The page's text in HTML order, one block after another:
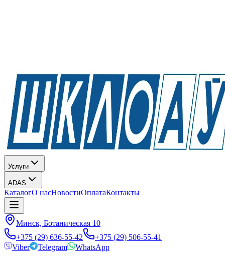
Услуги
ADAS
КаталогО насНовостиОплатаКонтакты
Минск, Ботаническая 10
+375 (29) 636-55-42
+375 (29) 506-55-41
Viber
Telegram WhatsApp